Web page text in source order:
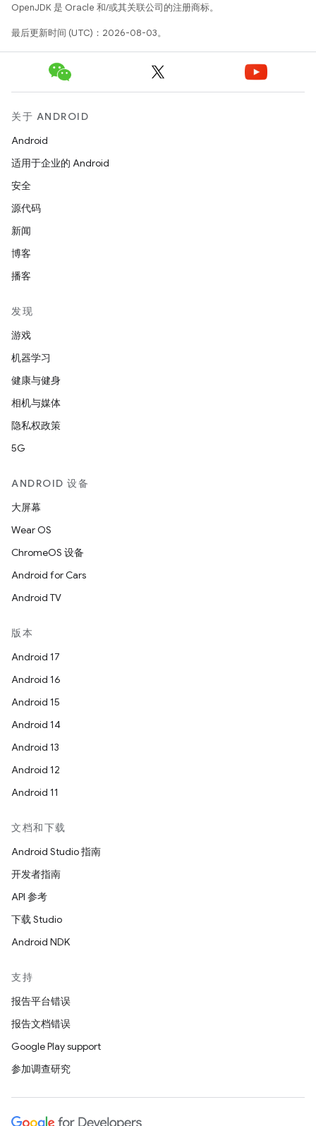
OpenJDK 是 Oracle 和/或其关联公司的注册商标。
最后更新时间 (UTC)：2026-08-03。
关于 ANDROID
Android
适用于企业的 Android
安全
源代码
新闻
博客
播客
发现
游戏
机器学习
健康与健身
相机与媒体
隐私权政策
5G
ANDROID 设备
大屏幕
Wear OS
ChromeOS 设备
Android for Cars
Android TV
版本
Android 17
Android 16
Android 15
Android 14
Android 13
Android 12
Android 11
文档和下载
Android Studio 指南
开发者指南
API 参考
下载 Studio
Android NDK
支持
报告平台错误
报告文档错误
Google Play support
参加调查研究